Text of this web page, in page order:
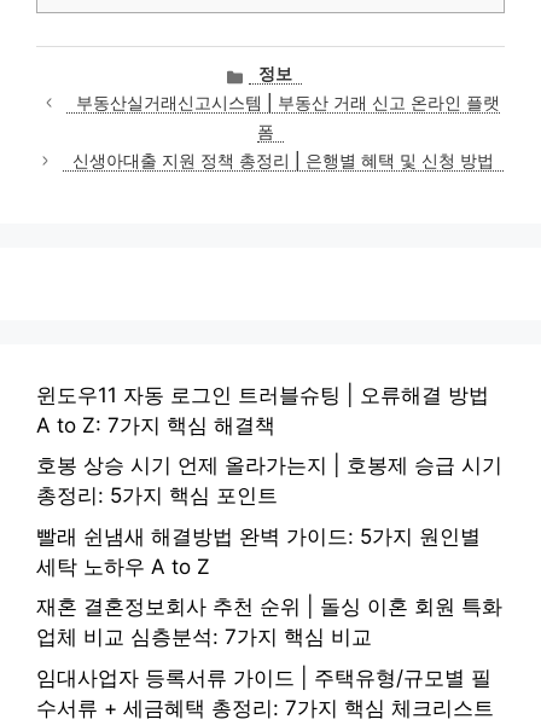
카
테
고
리
정보
부동산실거래신고시스템 | 부동산 거래 신고 온라인 플랫
폼
신생아대출 지원 정책 총정리 | 은행별 혜택 및 신청 방법
윈도우11 자동 로그인 트러블슈팅 | 오류해결 방법
A to Z: 7가지 핵심 해결책
호봉 상승 시기 언제 올라가는지 | 호봉제 승급 시기
총정리: 5가지 핵심 포인트
빨래 쉰냄새 해결방법 완벽 가이드: 5가지 원인별
세탁 노하우 A to Z
재혼 결혼정보회사 추천 순위 | 돌싱 이혼 회원 특화
업체 비교 심층분석: 7가지 핵심 비교
임대사업자 등록서류 가이드 | 주택유형/규모별 필
수서류 + 세금혜택 총정리: 7가지 핵심 체크리스트